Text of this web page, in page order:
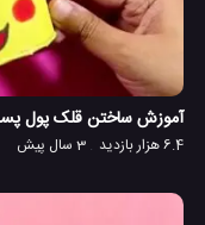
آموزش ساختن قلک پول
6.4 هزار بازدید 3 سال پیش